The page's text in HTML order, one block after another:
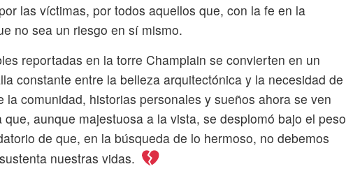
las víctimas, por todos aquellos que, con la fe en la
no sea un riesgo en sí mismo.
reportadas en la torre Champlain se convierten en un
constante entre la belleza arquitectónica y la necesidad de
la comunidad, historias personales y sueños ahora se ven
aunque majestuosa a la vista, se desplomó bajo el peso
de que, en la búsqueda de lo hermoso, no debemos
nuestras vidas.